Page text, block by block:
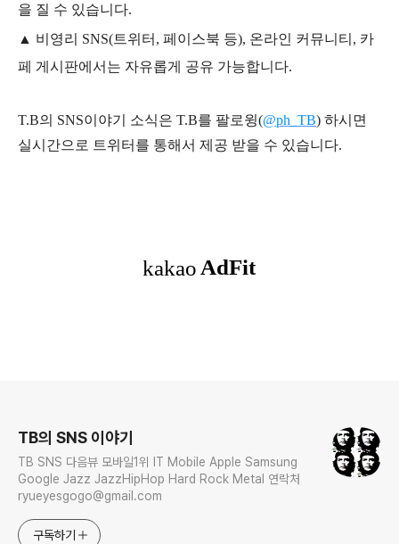
을 질 수 있습니다.
▲ 비영리 SNS(트위터, 페이스북 등), 온라인 커뮤니티, 카
페 게시판에서는 자유롭게 공유 가능합니다.
T.B의 SNS이야기 소식은 T.B를 팔로윙(@ph_TB) 하시면
실시간으로 트위터를 통해서 제공 받을 수 있습니다.
TB의 SNS 이야기
TB SNS 다음뷰 모바일1위 IT Mobile Apple Samsung
Google Jazz JazzHipHop Hard Rock Metal 연락처
ryueyesgogo@gmail.com
구독하기